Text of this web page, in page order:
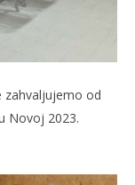
zahvaljujemo od
Novoj 2023.